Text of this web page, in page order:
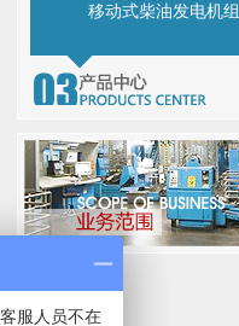
移动式柴油发电机组
服人员不在